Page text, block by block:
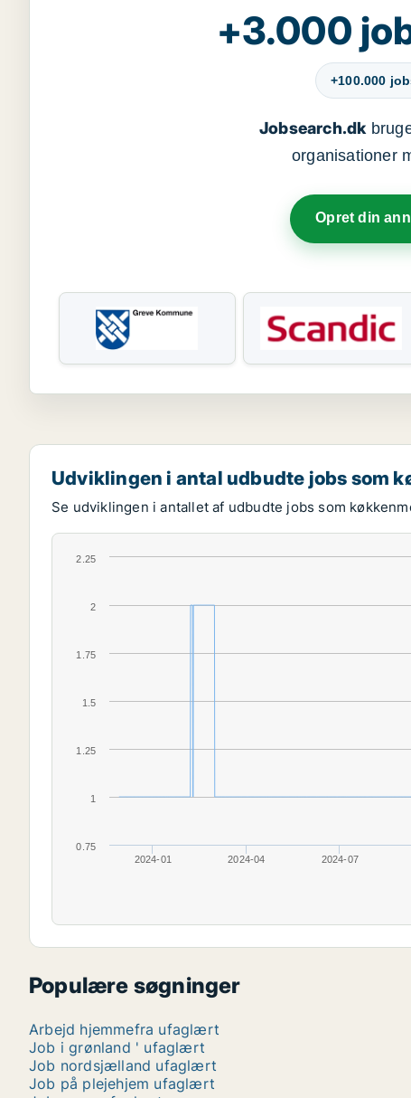
+3.000
+100.000
Jobsearch.dk
organisationer
Opret din
Udviklingen i antal udbudte jobs som
Se udviklingen i antallet af udbudte jobs som
2024-01 2024-04 2024-07
1
2
0.75
1.25
1.5
1.75
2.25
Populære søgninger
Arbejd hjemmefra ufaglært
Job i grønland ' ufaglært
Job nordsjælland ufaglært
Job på plejehjem ufaglært